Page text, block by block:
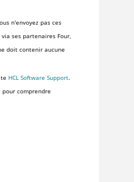
n'envoyez pas ces
ses partenaires Four,
doit contenir aucune
HCL Software Support.
pour comprendre